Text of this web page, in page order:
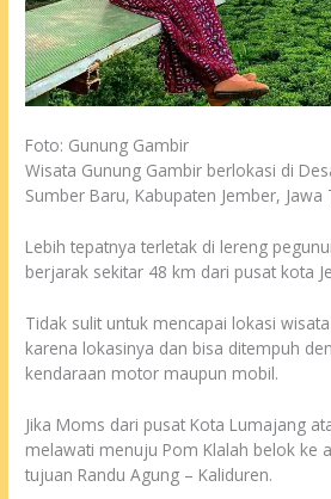
Foto: Gunung Gambir
Wisata Gunung Gambir berlokasi di
Sumber Baru, Kabupaten Jember, Jawa
Lebih tepatnya terletak di lereng
berjarak sekitar 48 km dari pusat kota
Tidak sulit untuk mencapai lokasi
karena lokasinya dan bisa ditempuh
kendaraan motor maupun mobil.
Jika Moms dari pusat Kota Lumajang
melawati menuju Pom Klalah belok ke
tujuan Randu Agung – Kaliduren.